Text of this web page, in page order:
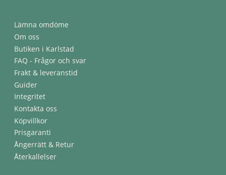
Lämna omdöme
Om oss
Butiken i Karlstad
FAQ - Frågor och svar
Frakt & leveranstid
Guider
Integritet
Kontakta oss
Köpvillkor
Prisgaranti
Ångerrätt & Retur
Återkallelser